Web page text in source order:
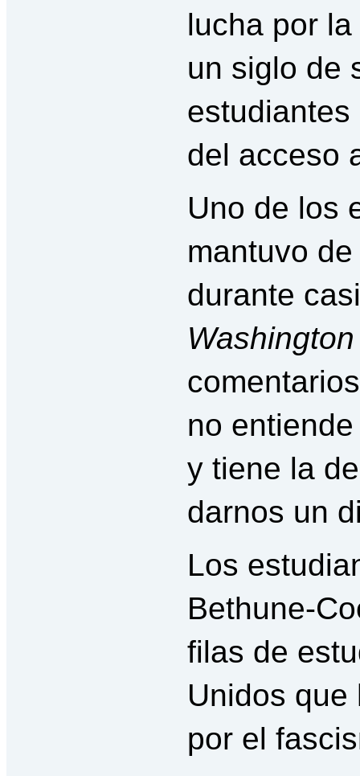
lucha por
un siglo de
del acceso
Uno de los
mantuvo
durante
no
y tiene la
darnos un
Los
Bethune-
filas de
Unidos que
por el